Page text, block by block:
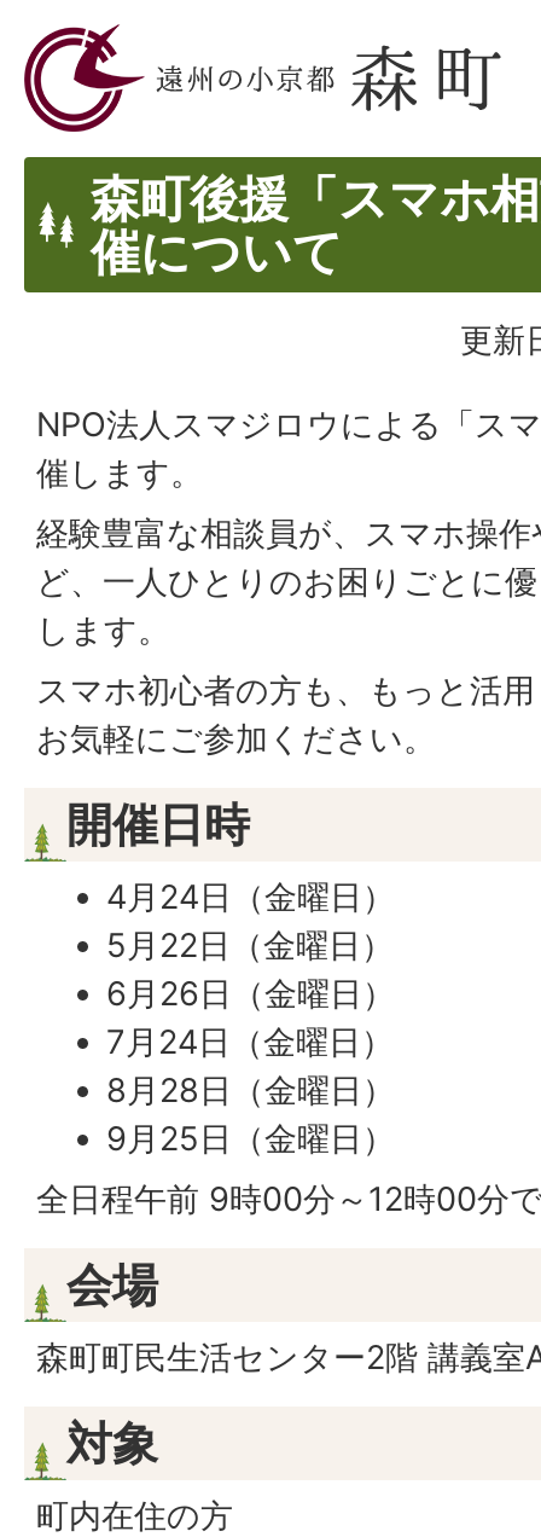
森町後援「スマホ
催について
更新
NPO法人スマジロウによる「ス
催します。
経験豊富な相談員が、スマホ操
ど、一人ひとりのお困りごとに
します。
スマホ初心者の方も、もっと活
お気軽にご参加ください。
開催日時
4月24日（金曜日）
5月22日（金曜日）
6月26日（金曜日）
7月24日（金曜日）
8月28日（金曜日）
9月25日（金曜日）
全日程午前 9時00分～12時00分
会場
森町町民生活センター2階 講義室
対象
町内在住の方